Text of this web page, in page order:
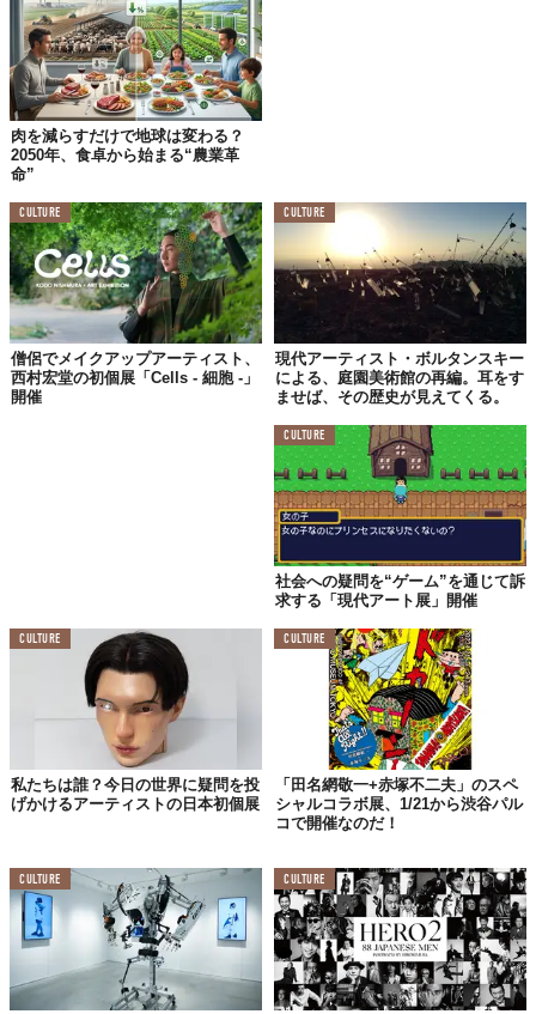
©松山智一PR事務局
タイトルに込めた想いを松山氏はこう語る。
作家にとって表現とは変わりゆく今を捉えることであり、
作品をつくることは時間軸を超える行為でもあります。
徒然草「⻑くとも四十に足らぬほどにて死なんこそ、めや
すかるべけれ」で詠まれた無常観は、我々現代美術作家の
表現行為と根底で相通ずるものがあります。
この展覧会ではアーティストがどのように表現を追求し、
それぞれの作家がどのように今を捉えているのかのプロセ
スと眼差しを共有したいと思っています。
詳細はこちらのHPからチェックを。
この貴重な機会を見逃さないで。
Top image: ©松山智一PR事務局
TABI LABO
この世界は、もっと広いはずだ。
肉を減らすだけで地球は変わる？
2050年、食卓から始まる“農業革
命”
CULTURE
僧侶でメイクアップアーティスト、
西村宏堂の初個展「Cells - 細胞 -」
開催
CULTURE
現代アーティスト・ボルタンスキー
による、庭園美術館の再編。耳をす
ませば、その歴史が見えてくる。
CULTURE
社会への疑問を“ゲーム”を通じて訴
求する「現代アート展」開催
CULTURE
私たちは誰？今日の世界に疑問を投
げかけるアーティストの日本初個展
CULTURE
「田名網敬一+赤塚不二夫」のスペ
シャルコラボ展、1/21から渋谷パル
コで開催なのだ！
CULTURE CULTURE